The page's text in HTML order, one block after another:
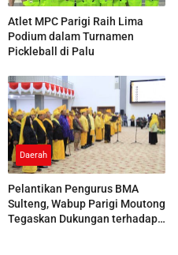
Atlet MPC Parigi Raih Lima
Podium dalam Turnamen
Pickleball di Palu
Daerah
Pelantikan Pengurus BMA
Sulteng, Wabup Parigi Moutong
Tegaskan Dukungan terhadap